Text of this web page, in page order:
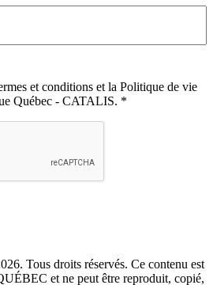
et conditions et la Politique de vie
Québec - CATALIS. *
Tous droits réservés. Ce contenu est
et ne peut être reproduit, copié,